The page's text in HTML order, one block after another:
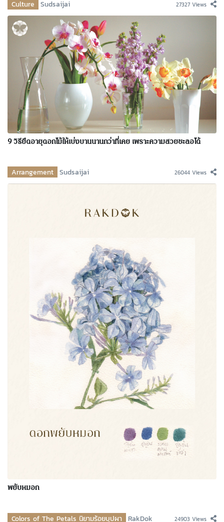
Culture Sudsaijai 27327 Views
9 วิธียืดอายุดอกไม้ให้เบ่งบานนานกว่าที่เคย เพราะความสวยชะลอได้
Arrangement Sudsaijai 26044 Views
พยับหมอก
Colors of The Petals นิยามร้อยบุปผา RakDok 24903 Views